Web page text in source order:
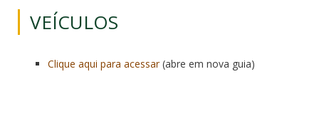
VEÍCULOS
Clique aqui para acessar(abre em nova guia)